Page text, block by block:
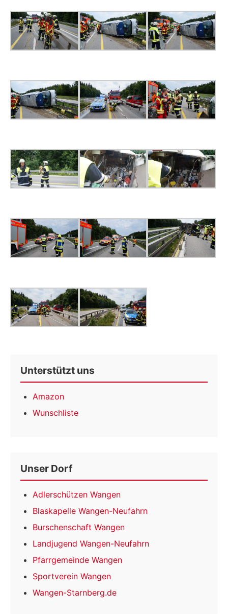
Unterstützt uns
Amazon
Wunschliste
Unser Dorf
Adlerschützen Wangen
Blaskapelle Wangen-Neufahrn
Burschenschaft Wangen
Landjugend Wangen-Neufahrn
Pfarrgemeinde Wangen
Sportverein Wangen
Wangen-Starnberg.de